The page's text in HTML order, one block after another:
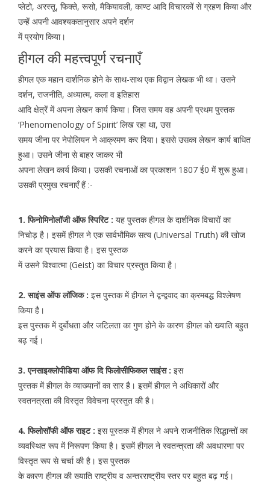
प्लेटो, अरस्तू, फिक्ते, रूसो, मैकियावली, काण्ट आदि विचारकों से ग्रहण किया और
उन्हें अपनी आवश्यकतानुसार अपने दर्शन
में प्रयोग किया।
हीगल की महत्त्वपूर्ण रचनाएँ
हीगल एक महान दार्शनिक होने के साथ-साथ एक विद्वान लेखक भी था। उसने
दर्शन, राजनीति, अध्यात्म, कला व इतिहास
आदि क्षेत्रें में अपना लेखन कार्य किया। जिस समय वह अपनी प्रथम पुस्तक
‘Phenomenology of Spirit’ लिख रहा था, उस
समय जीना पर नेपोलियन ने आक्रमण कर दिया। इससे उसका लेखन कार्य बाधित
हुआ। उसने जीना से बाहर जाकर भी
अपना लेखन कार्य किया। उसकी रचनाओं का प्रकाशन 1807 ई0 में शुरू हुआ।
उसकी प्रमुख रचनाएँ हैं :-
1. फिनोमिनोलॉजी ऑफ स्पिरिट : यह पुस्तक हीगल के दार्शनिक विचारों का
निचोड़ है। इसमें हीगल ने एक सार्वभौमिक सत्य (Universal Truth) की खोज
करने का प्रयास किया है। इस पुस्तक
में उसने विश्वात्मा (Geist) का विचार प्रस्तुत किया है।
2. साइंस ऑफ लॉजिक : इस पुस्तक में हीगल ने द्वन्द्ववाद का क्रमबद्ध विश्लेषण
किया है।
इस पुस्तक में दुर्बोधता और जटिलता का गुण होने के कारण हीगल को ख्याति बहुत
बढ़ गई।
3. एनसाइक्लोपीडिया ऑफ दि फिलोसीफिकल साइंस : इस
पुस्तक में हीगल के व्याख्यानों का सार है। इसमें हीगल ने अधिकारों और
स्वतनत्रता की विस्तृत विवेचना प्रस्तुत की है।
4. फिलोसॉफी ऑफ राइट : इस पुस्तक में हीगल ने अपने राजनीतिक सिद्धान्तों का
व्यवस्थित रूप में निरूपण किया है। इसमें हीगल ने स्वतन्त्रता की अवधारणा पर
विस्तृत रूप से चर्चा की है। इस पुस्तक
के कारण हीगल की ख्याति राष्ट्रीय व अन्तरराष्ट्रीय स्तर पर बहुत बढ़ गई।